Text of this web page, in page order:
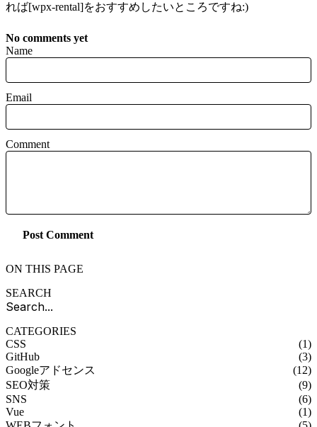
れば[wpx-rental]をおすすめしたいところですね:)
No comments yet
Name
Email
Comment
Post Comment
ON THIS PAGE
SEARCH
CATEGORIES
CSS
(1)
GitHub
(3)
Googleアドセンス
(12)
SEO対策
(9)
SNS
(6)
Vue
(1)